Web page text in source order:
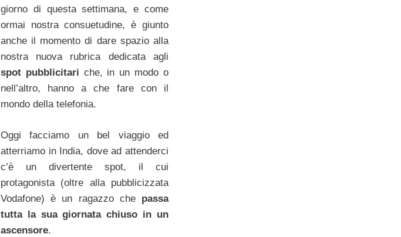
giorno di questa settimana, e come
ormai nostra consuetudine, è giunto
anche il momento di dare spazio alla
nostra nuova rubrica dedicata agli
spot pubblicitari che, in un modo o
nell’altro, hanno a che fare con il
mondo della telefonia.
Oggi facciamo un bel viaggio ed
atterriamo in India, dove ad attenderci
c’è un divertente spot, il cui
protagonista (oltre alla pubblicizzata
Vodafone) è un ragazzo che passa
tutta la sua giornata chiuso in un
ascensore.